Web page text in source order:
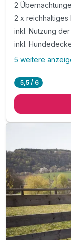
2
2 x reichhaltiges
inkl. Nutzung
inkl.
Alle
2 x
inkl. Aufenthalt
inkl.
Empfohlene
inkl. Burgenland
5 weitere
5,5 / 6